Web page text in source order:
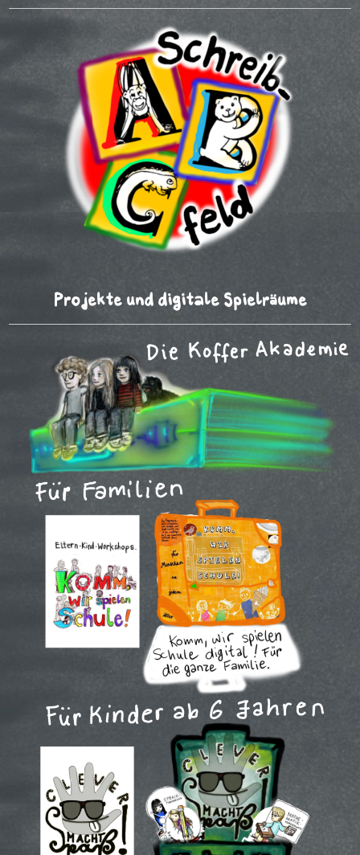
Projekte und digitale Spielräume